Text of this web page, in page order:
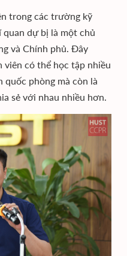
trong các trường kỹ
dự bị là một chủ
và Chính phủ. Đây
viên có thể học tập nhiều
quốc phòng mà còn là
sẻ với nhau nhiều hơn.